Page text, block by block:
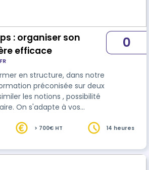
: organiser son
efficace
en structure, dans notre
préconisée sur deux
les notions , possibilité
On s'adapte à vos
de mieux gérer leur
0
> 700€ HT 14 heures